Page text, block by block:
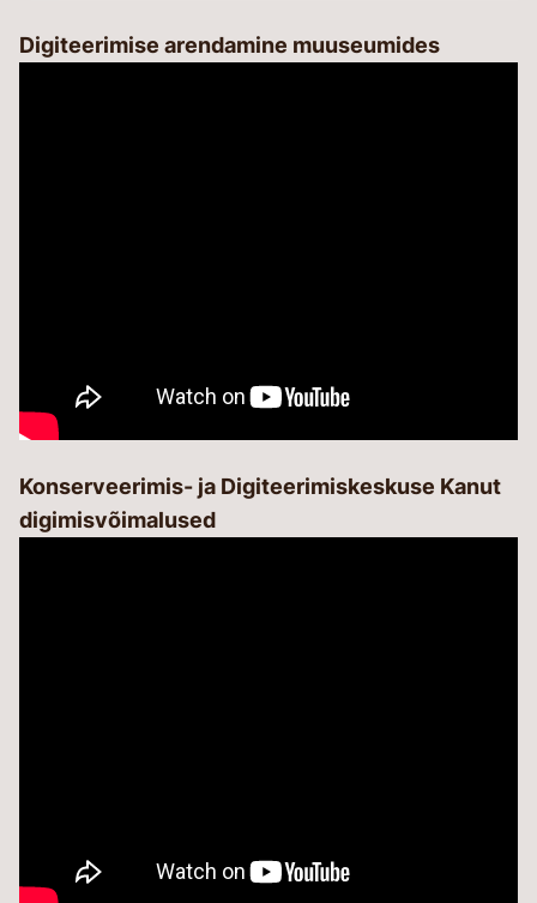
Digiteerimise arendamine muuseumides
Konserveerimis- ja Digiteerimiskeskuse Kanut
digimisvõimalused